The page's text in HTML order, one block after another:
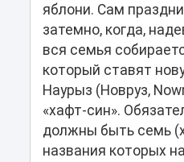
яблони. Сам
затемно, когда,
вся семья
который ставят
Наурыз (Новруз,
«хафт-син».
должны быть семь
названия которых